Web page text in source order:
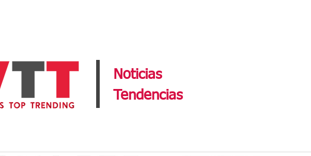
Noticias
Tendencias